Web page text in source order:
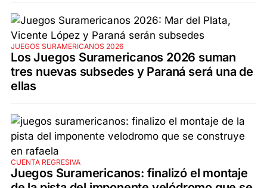
JUEGOS SURAMERICANOS 2026
Los Juegos Suramericanos 2026 suman
tres nuevas subsedes y Paraná será una de
ellas
CUENTA REGRESIVA
Juegos Suramericanos: finalizó el montaje